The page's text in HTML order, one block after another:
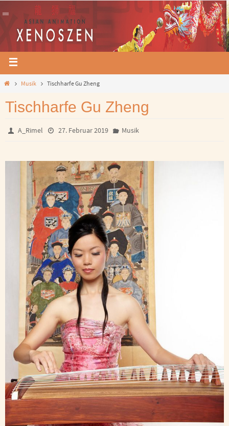
Musik Tischharfe Gu Zheng
Tischharfe Gu Zheng
A_Rimel 27. Februar 2019 Musik